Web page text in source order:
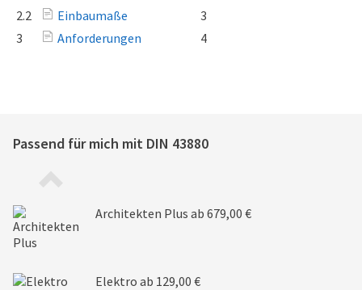
2.2
Einbaumaße
3
3
Anforderungen 4
Passend für mich mit DIN 43880
Architekten Plus ab 679,00 €
Elektro ab 129,00 €